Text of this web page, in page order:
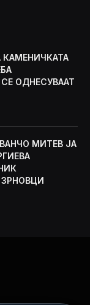
ОДНЕСУВААТ
МИТЕВ ЈА